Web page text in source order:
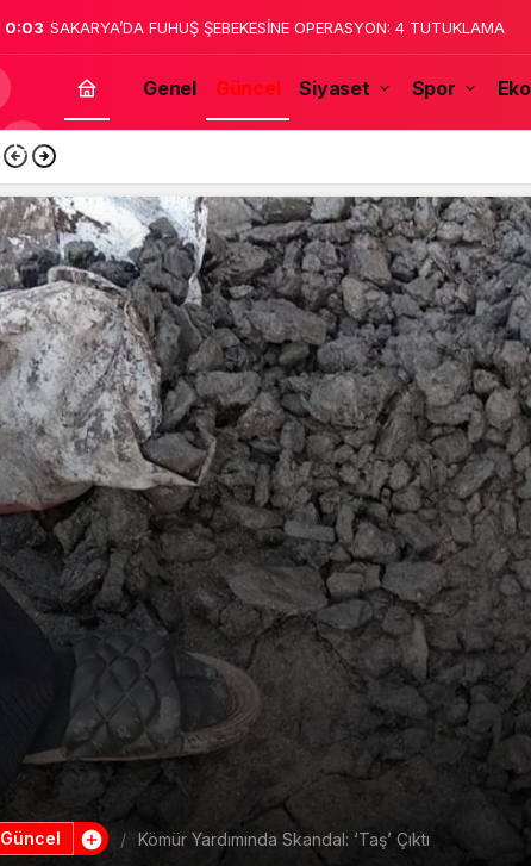
0:02 Sakarya’da dehşet: Annesinin katledildiğini 13 yaşındaki çocuk
bildirdi
Genel Güncel Siyaset Spor
Güncel Kömür Yardımında Skandal: ‘Taş’ Çıktı